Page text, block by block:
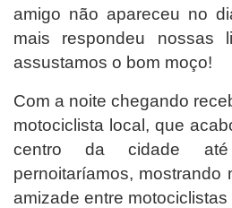
amigo não apareceu no
mais respondeu nossas
assustamos o bom moço!
Com a noite chegando
motociclista local, que
centro da cidade
pernoitaríamos, mostrando
amizade entre